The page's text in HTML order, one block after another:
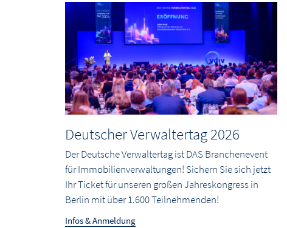
Deutscher Verwaltertag 2026
Der Deutsche Verwaltertag ist DAS Branchenevent
für Immobilienverwaltungen! Sichern Sie sich jetzt
Ihr Ticket für unseren großen Jahreskongress in
Berlin mit über 1.600 Teilnehmenden!
Infos & Anmeldung